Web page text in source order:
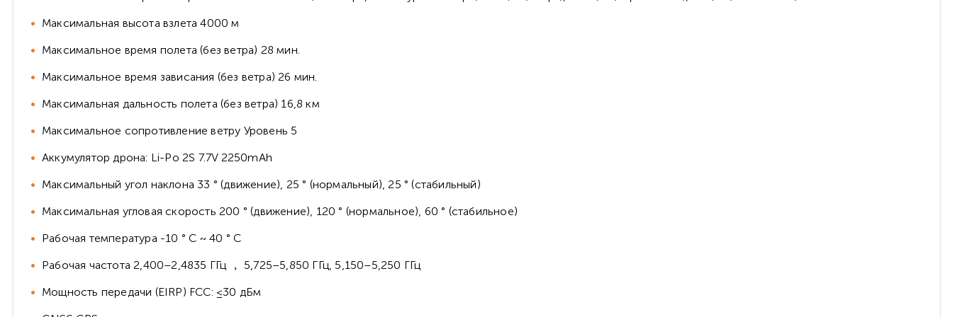
Максимальная высота взлета 4000 м
Максимальное время полета (без ветра) 28 мин.
Максимальное время зависания (без ветра) 26 мин.
Максимальная дальность полета (без ветра) 16,8 км
Максимальное сопротивление ветру Уровень 5
Аккумулятор дрона: Li-Po 2S 7.7V 2250mAh
Максимальный угол наклона 33 ° (движение), 25 ° (нормальный), 25 ° (стабильный)
Максимальная угловая скорость 200 ° (движение), 120 ° (нормальное), 60 ° (стабильное)
Рабочая температура -10 ° C ~ 40 ° C
Рабочая частота 2,400–2,4835 ГГц ， 5,725–5,850 ГГц, 5,150–5,250 ГГц
Мощность передачи (EIRP) FCC: ≤30 дБм